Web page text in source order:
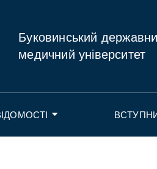
Буковинський
медичний університет